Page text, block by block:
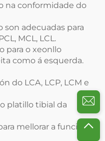
na conformidade do
son adecuadas para
MCL, LCL.
para o xeonllo
como á esquerda.
do LCA, LCP, LCM e
platillo tibial da
mellorar a función